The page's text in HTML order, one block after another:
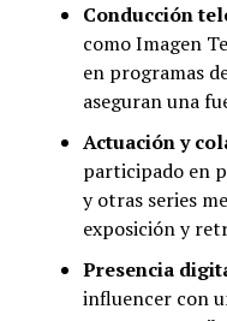
Conducción
como Imagen
en programas
aseguran una
Actuación y
participado en
y otras series
exposición y
Presencia
influencer con